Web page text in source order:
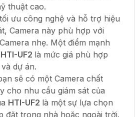
thuật cao.
ưu công nghệ và hỗ trợ hiệu
Camera này phù hợp với
nhẹ. Một điểm mạnh
HTI-UF2 là mức giá phù hợp
dự án.
sẽ có một Camera chất
cho nhu cầu giám sát của
HTI-UF2 là một sự lựa chọn
đặt trong nhà hoặc ngoài trời.